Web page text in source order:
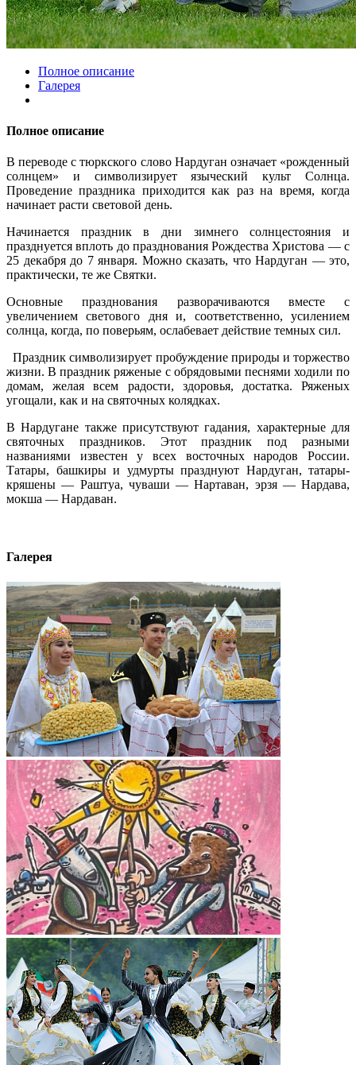
Полное описание
Галерея
Полное описание
В переводе с тюркского слово Нардуган означает «рожденный
солнцем» и символизирует языческий культ Солнца.
Проведение праздника приходится как раз на время, когда
начинает расти световой день.
Начинается праздник в дни зимнего солнцестояния и
празднуется вплоть до празднования Рождества Христова — с
25 декабря до 7 января. Можно сказать, что Нардуган — это,
практически, те же Святки.
Основные празднования разворачиваются вместе с
увеличением светового дня и, соответственно, усилением
солнца, когда, по поверьям, ослабевает действие темных сил.
Праздник символизирует пробуждение природы и торжество
жизни. В праздник ряженые с обрядовыми песнями ходили по
домам, желая всем радости, здоровья, достатка. Ряженых
угощали, как и на святочных колядках.
В Нардугане также присутствуют гадания, характерные для
святочных праздников. Этот праздник под разными
названиями известен у всех восточных народов России.
Татары, башкиры и удмурты празднуют Нардуган, татары-
кряшены — Раштуа, чуваши — Нартаван, эрзя — Нардава,
мокша — Нардаван.
Галерея